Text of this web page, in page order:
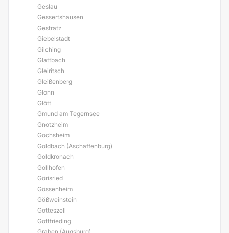
Geslau
Gessertshausen
Gestratz
Giebelstadt
Gilching
Glattbach
Gleiritsch
Gleißenberg
Glonn
Glött
Gmund am Tegernsee
Gnotzheim
Gochsheim
Goldbach (Aschaffenburg)
Goldkronach
Gollhofen
Görisried
Gössenheim
Gößweinstein
Gotteszell
Gottfrieding